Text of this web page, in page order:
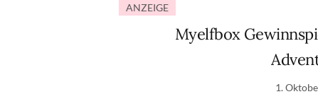
ANZEIGE
Myelfbox
1.